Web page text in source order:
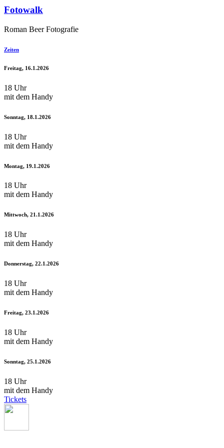
Fotowalk
Roman Beer Fotografie
Zeiten
Freitag, 16.1.2026
18 Uhr
mit dem Handy
Sonntag, 18.1.2026
18 Uhr
mit dem Handy
Montag, 19.1.2026
18 Uhr
mit dem Handy
Mittwoch, 21.1.2026
18 Uhr
mit dem Handy
Donnerstag, 22.1.2026
18 Uhr
mit dem Handy
Freitag, 23.1.2026
18 Uhr
mit dem Handy
Sonntag, 25.1.2026
18 Uhr
mit dem Handy
Tickets